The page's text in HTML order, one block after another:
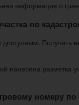
информация о
по
Получить
нанесена
номеру